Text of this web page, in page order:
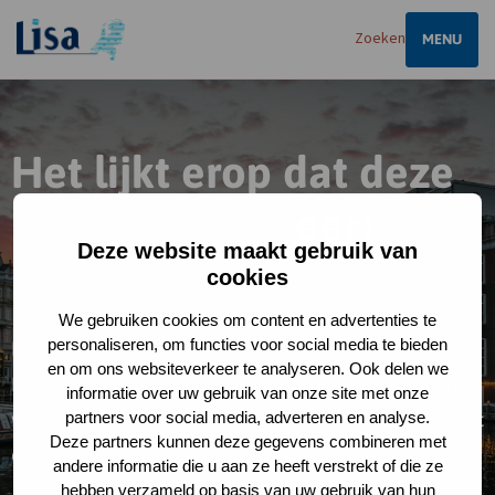
Deze website maakt gebruik van
cookies
We gebruiken cookies om content en advertenties te
personaliseren, om functies voor social media te bieden
en om ons websiteverkeer te analyseren. Ook delen we
informatie over uw gebruik van onze site met onze
partners voor social media, adverteren en analyse.
Deze partners kunnen deze gegevens combineren met
andere informatie die u aan ze heeft verstrekt of die ze
hebben verzameld op basis van uw gebruik van hun
Homepagina Zoeken OPEN
MENU
Het lijkt erop dat deze
pagina niet (meer)
bestaat
Deze pagina is verhuisd, bijgewerkt of verwijderd.
Probeer één van onderstaande opties om te vinden
wat u zoekt. Komt u er niet uit? Neem dan contact met
ons op via info@bij12.nl.